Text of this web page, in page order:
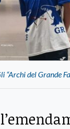
“Archi del Grande